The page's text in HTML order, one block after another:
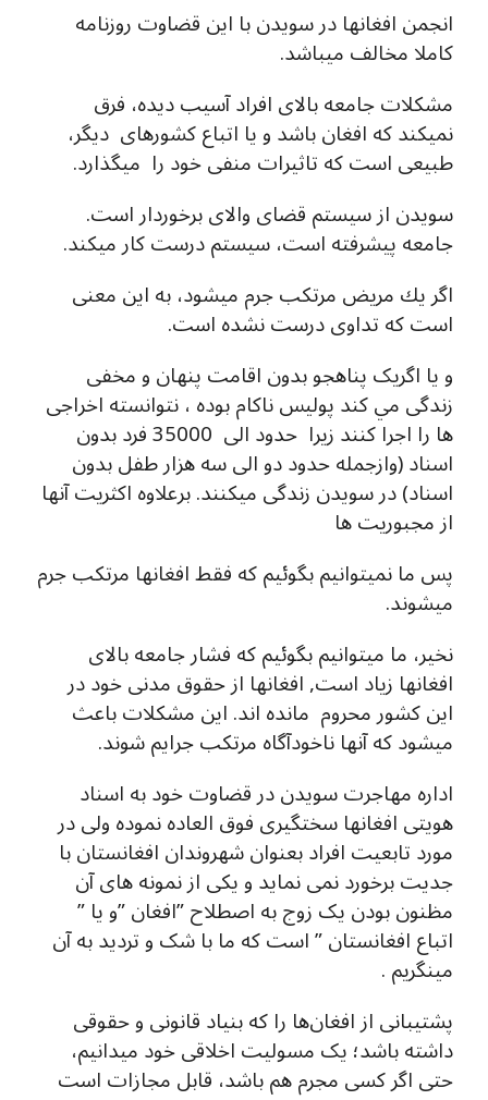
انجمن افغانها در سویدن با این قضاوت روزنامه
کاملا مخالف میباشد.
مشكلات جامعه بالای افراد آسیب ديده، فرق
نميكند كه افغان باشد و يا اتباع كشورهای ديگر،
طبیعی است که تاثيرات منفى خود را میگذارد.
سويدن از سيستم قضاى والاى برخوردار است.
جامعه پيشرفته است، سيستم درست كار ميكند.
اگر يك مريض مرتكب جرم ميشود، به اين معنى
است كه تداوى درست نشده است.
و يا اگریک پناهجو بدون اقامت پنهان و مخفی
زندگى مي كند پوليس ناكام بوده ، نتوانسته اخراجى
ها را اجرا کنند زیرا حدود الی 35000 فرد بدون
اسناد (وازجمله حدود دو الی سه هزار طفل بدون
اسناد) در سویدن زندگی میکنند. برعلاوه اکثریت آنها
از مجبوریت ها
پس ما نميتوانيم بگوئيم که فقط افغانها مرتكب جرم
ميشوند.
نخير، ما ميتوانيم بگوئيم که فشار جامعه بالای
افغانها زياد است, افغانها از حقوق مدنى خود در
اين كشور محروم مانده اند. اين مشكلات باعث
ميشود كه آنها ناخودآگاه مرتكب جرايم شوند.
اداره مهاجرت سویدن در قضاوت خود به اسناد
هویتی افغانها سختگیری فوق العاده نموده ولی در
مورد تابعیت افراد بعنوان شهروندان افغانستان با
جدیت برخورد نمی نماید و یکی از نمونه های آن
مظنون بودن یک زوج به اصطلاح ”افغان ”و یا ”
اتباع افغانستان ” است که ما با شک و تردید به آن
مینگریم .
پشتیبانی از افغان‌ها را که بنیاد قانونی و حقوقی
داشته باشد؛ یک مسولیت اخلاقی خود ميدانیم،
حتی اگر کسی مجرم هم باشد، قابل مجازات است